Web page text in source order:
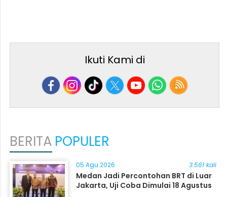
Ikuti Kami di
BERITA POPULER
05 Agu 2026 3.561 kali
Medan Jadi Percontohan BRT di Luar
Jakarta, Uji Coba Dimulai 18 Agustus